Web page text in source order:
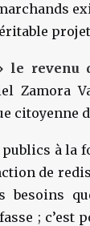
revenu
Zamora
citoyenne
à la
de
besoins
; c’est